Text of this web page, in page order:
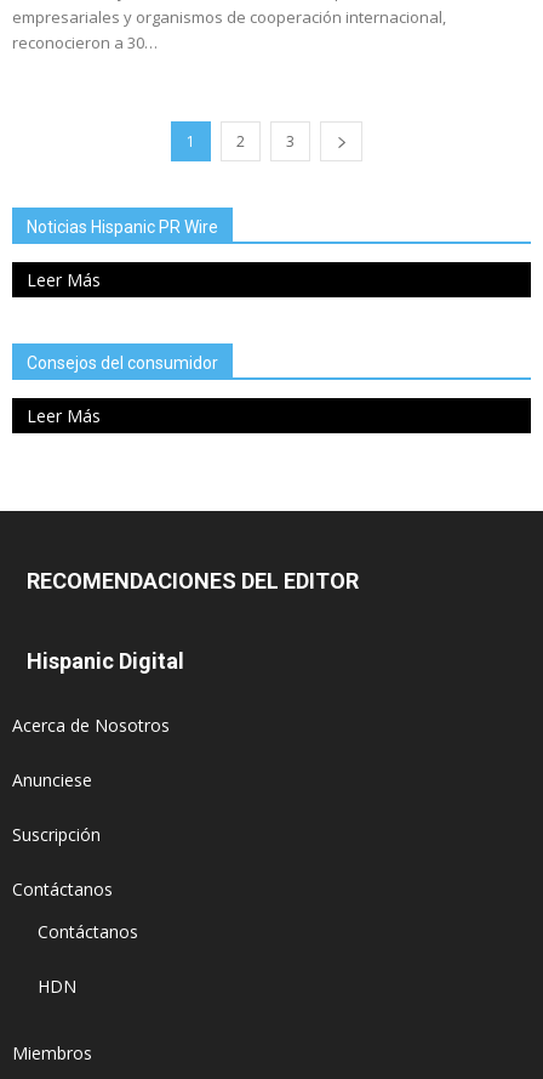
empresariales y organismos de cooperación internacional,
reconocieron a 30…
1 2 3
Noticias Hispanic PR Wire
Leer Más
Consejos del consumidor
Leer Más
RECOMENDACIONES DEL EDITOR
Hispanic Digital
Acerca de Nosotros
Anunciese
Suscripción
Contáctanos
Contáctanos
HDN
Miembros